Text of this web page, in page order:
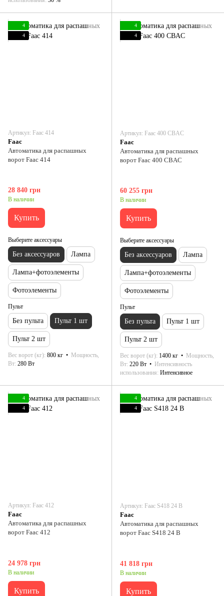
4
4
Артикул: Faac 414
Faac
Автоматика для распашных
ворот Faac 414
28 840 грн
В наличии
Купить
Выберите аксессуары
Без аксессуаров Лампа
Лампа+фотоэлементы
Фотоэлементы
Пульт
Без пульта Пульт 1 шт
Пульт 2 шт
Вес ворот (кг) 800 кг
Мощность,
Вт 280 Вт
4
4
Артикул: Faac 400 CBAC
Faac
Автоматика для распашных
ворот Faac 400 CBAC
60 255 грн
В наличии
Купить
Выберите аксессуары
Без аксессуаров Лампа
Лампа+фотоэлементы
Фотоэлементы
Пульт
Без пульта Пульт 1 шт
Пульт 2 шт
Вес ворот (кг) 1400 кг
Мощность,
Вт 220 Вт
Интенсивность
использования Интенсивное
4
4
Артикул: Faac 412
Faac
Автоматика для распашных
ворот Faac 412
24 978 грн
В наличии
Купить
4
4
Артикул: Faac S418 24 В
Faac
Автоматика для распашных
ворот Faac S418 24 В
41 818 грн
В наличии
Купить